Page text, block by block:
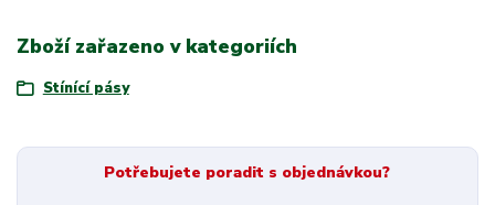
Zboží zařazeno v kategoriích
Stínící pásy
Potřebujete poradit s objednávkou?